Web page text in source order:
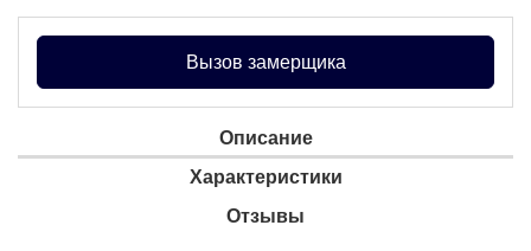
Вызов замерщика
Описание
Характеристики
Отзывы